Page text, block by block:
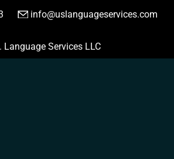
info@uslanguageservices.com
HACER PEDIDO
Language Services LLC